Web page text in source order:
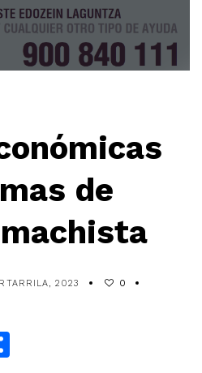
de
2023 0